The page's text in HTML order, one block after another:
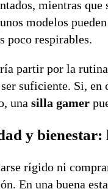
mientras
modelos
poco respirables.
partir por la
suficiente. Si,
una silla gamer
y bienestar:
rígido ni
En una buena